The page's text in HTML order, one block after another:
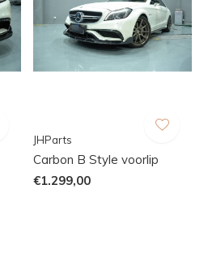
JHParts
Carbon B Style voorlip
€1.299,00